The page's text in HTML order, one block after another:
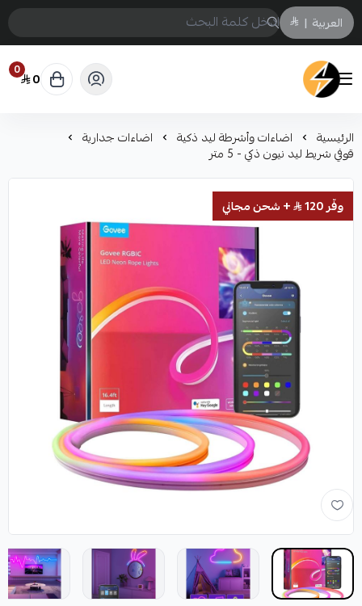
العربية |
سمارت ايكو Smart Eco
0 0
الرئيسية اضاءات وأشرطة ليد ذكية اضاءات جدارية
قوفي شريط ليد نيون ذكي - 5 متر
وفّر 120 + شحن مجاني